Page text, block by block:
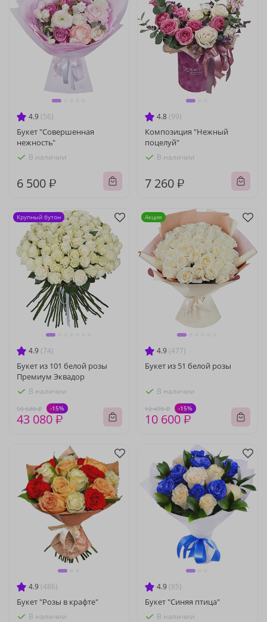
4.9 (56)
Букет "Совершенная
нежность"
В наличии
6 500 ₽
4.8 (99)
Композиция "Нежный
поцелуй"
В наличии
7 260 ₽
4.9 (74)
Букет из 101 белой розы
Премиум Эквадор
В наличии
50 680 ₽ -15%
43 080 ₽
Крупный бутон
4.9 (477)
Букет из 51 белой розы
В наличии
12 470 ₽ -15%
10 600 ₽
Акция
4.9 (486)
Букет "Розы в крафте"
В наличии
4.9 (85)
Букет "Синяя птица"
В наличии